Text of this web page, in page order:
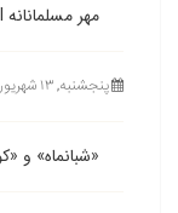
مهر مسلمانانه lنگاهی به کتاب «سعوف» اثر امین اطمینان
پنجشنبه, ۱۳ شهریور,۱۴۰۴
«شبانماه» و